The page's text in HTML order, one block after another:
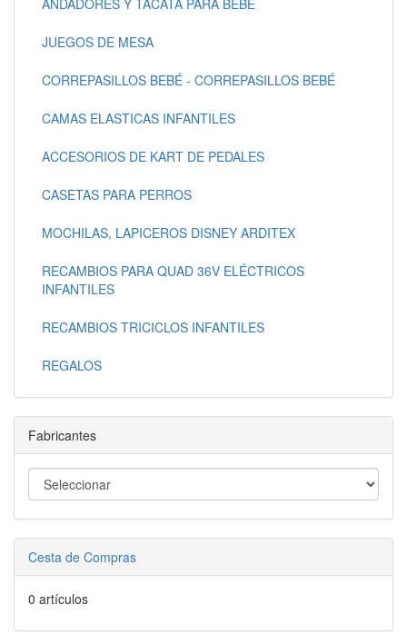
ANDADORES Y TACATÁ PARA BEBÉ
JUEGOS DE MESA
CORREPASILLOS BEBÉ - CORREPASILLOS BEBÉ
CAMAS ELASTICAS INFANTILES
ACCESORIOS DE KART DE PEDALES
CASETAS PARA PERROS
MOCHILAS, LAPICEROS DISNEY ARDITEX
RECAMBIOS PARA QUAD 36V ELÉCTRICOS
INFANTILES
RECAMBIOS TRICICLOS INFANTILES
REGALOS
Fabricantes
Cesta de Compras
0 artículos